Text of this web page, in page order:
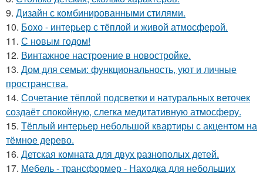
9. Дизайн с комбинированными стилями.
10. Бохо - интерьер с тёплой и живой атмосферой.
11. С новым годом!
12. Винтажное настроение в новостройке.
13. Дом для семьи: функциональность, уют и личные
пространства.
14. Сочетание тёплой подсветки и натуральных веточек
создаёт спокойную, слегка медитативную атмосферу.
15. Тёплый интерьер небольшой квартиры с акцентом на
тёмное дерево.
16. Детская комната для двух разнополых детей.
17. Мебель - трансформер - Находка для небольших